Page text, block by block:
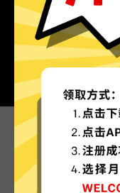
为什
更多服